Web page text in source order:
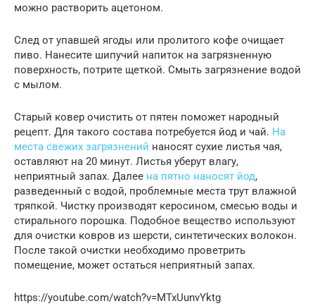
можно растворить ацетоном.
След от упавшей ягоды или пролитого кофе очищает
пиво. Нанесите шипучий напиток на загрязненную
поверхность, потрите щеткой. Смыть загрязнение водой
с мылом.
Старый ковер очистить от пятен поможет народный
рецепт. Для такого состава потребуется йод и чай. На
места свежих загрязнений наносят сухие листья чая,
оставляют на 20 минут. Листья уберут влагу,
неприятный запах. Далее на пятно наносят йод,
разведенный с водой, проблемные места трут влажной
тряпкой. Чистку производят керосином, смесью воды и
стирального порошка. Подобное вещество используют
для очистки ковров из шерсти, синтетических волокон.
После такой очистки необходимо проветрить
помещение, может остаться неприятный запах.
https://youtube.com/watch?v=MTxUunvYktg